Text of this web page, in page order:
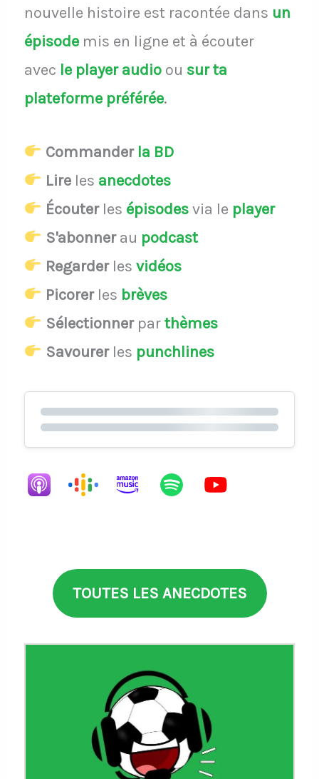
nouvelle histoire est racontée dans un
épisodemis en ligne et à écouter
avec le player audio ou sur ta
plateforme préférée.
Commander la BD
Lireles anecdotes
Écouterles épisodesvia le player
S'abonnerau podcast
Regarderles vidéos
Picorerles brèves
Sélectionnerparthèmes
Savourerles punchlines
TOUTES LES ANECDOTES